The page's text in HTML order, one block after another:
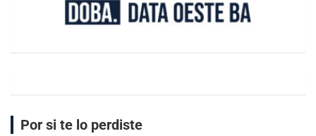
Por si te lo perdiste